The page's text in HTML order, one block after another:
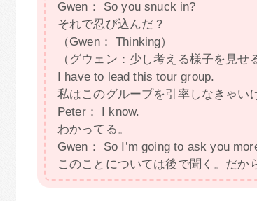
Gwen： So you snuck in?
それで忍び込んだ？
（Gwen： Thinking）
（グウェン：少し考える様子を見せ
I have to lead this tour group.
私はこのグループを引率しなきゃい
Peter： I know.
わかってる。
Gwen： So I’m going to ask you
このことについては後で聞く。だか